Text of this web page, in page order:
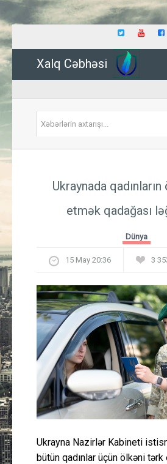
Xalq Cəbhəsi
Ukraynada
etmək qadağası
Dünya
15 May 20:36 3
Ukrayna Nazirlər Kabineti
bütün qadınlar üçün ölkəni tərk